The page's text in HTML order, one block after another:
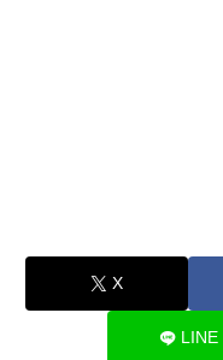
X
LINE